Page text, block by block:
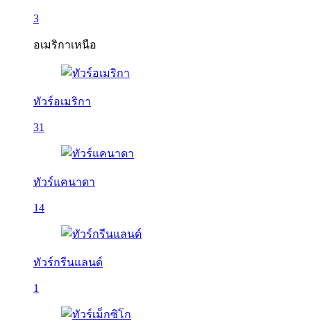
3
อเมริกาเหนือ
ทัวร์อเมริกา
31
ทัวร์แคนาดา
14
ทัวร์กรีนแลนด์
1